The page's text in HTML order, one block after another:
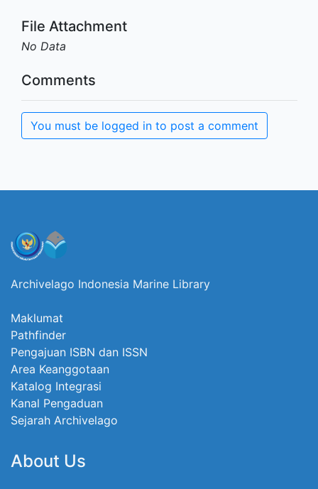
File Attachment
No Data
Comments
You must be logged in to post a comment
Archivelago Indonesia Marine Library
Maklumat
Pathfinder
Pengajuan ISBN dan ISSN
Area Keanggotaan
Katalog Integrasi
Kanal Pengaduan
Sejarah Archivelago
About Us